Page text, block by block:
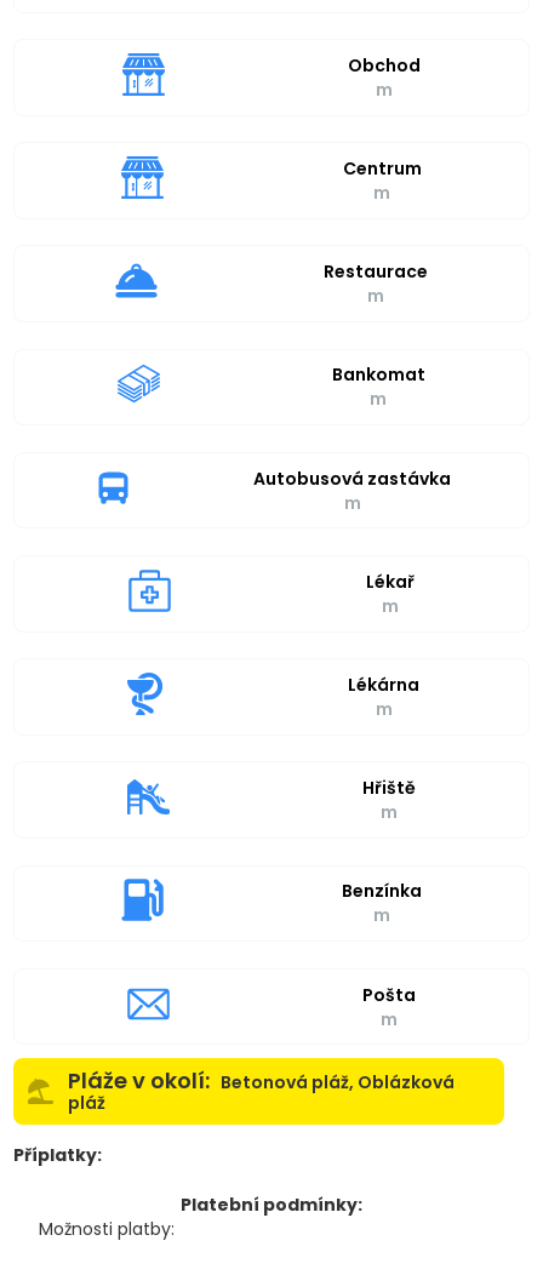
Obchod
m
Centrum
m
Restaurace
m
Bankomat
m
Autobusová zastávka
m
Lékař
m
Lékárna
m
Hřiště
m
Benzínka
m
Pošta
m
Pláže v okolí: Betonová pláž, Oblázková
pláž
Příplatky:
Platební podmínky:
Možnosti platby: